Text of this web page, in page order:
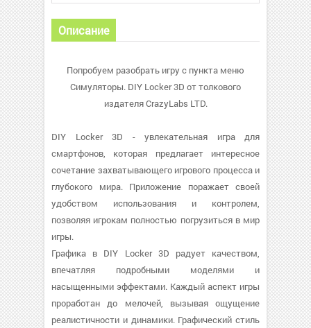
Описание
Попробуем разобрать игру с пункта меню
Симуляторы. DIY Locker 3D от толкового
издателя CrazyLabs LTD.
DIY Locker 3D - увлекательная игра для
смартфонов, которая предлагает интересное
сочетание захватывающего игрового процесса и
глубокого мира. Приложение поражает своей
удобством использования и контролем,
позволяя игрокам полностью погрузиться в мир
игры.
Графика в DIY Locker 3D радует качеством,
впечатляя подробными моделями и
насыщенными эффектами. Каждый аспект игры
проработан до мелочей, вызывая ощущение
реалистичности и динамики. Графический стиль